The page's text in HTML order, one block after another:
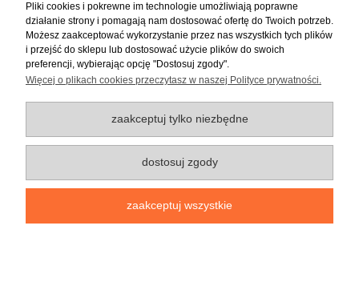
Pomoc
Dostawa
Moje konto
O firmie
pokaż pełną wersję strony
Pliki cookies i pokrewne im technologie umożliwiają poprawne
działanie strony i pomagają nam dostosować ofertę do Twoich potrzeb.
Możesz zaakceptować wykorzystanie przez nas wszystkich tych plików
i przejść do sklepu lub dostosować użycie plików do swoich
preferencji, wybierając opcję "Dostosuj zgody".
Więcej o plikach cookies przeczytasz w naszej Polityce prywatności.
zaakceptuj tylko niezbędne
dostosuj zgody
zaakceptuj wszystkie